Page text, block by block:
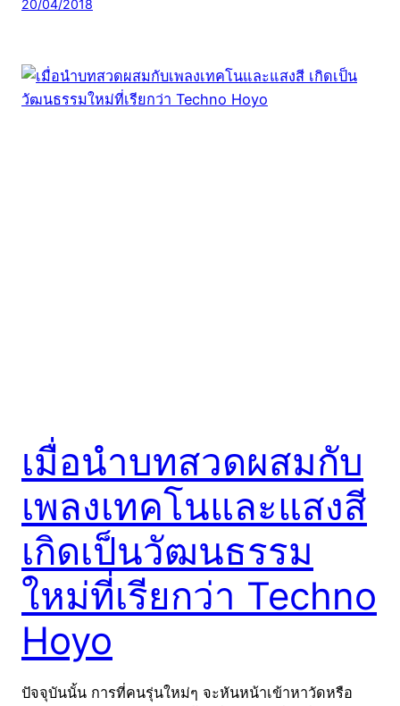
20/04/2018
เมื่อนำบทสวดผสมกับ
เพลงเทคโนและแสงสี
เกิดเป็นวัฒนธรรม
ใหม่ที่เรียกว่า Techno
Hoyo
ปัจจุบันนั้น การที่คนรุ่นใหม่ๆ จะหันหน้าเข้าหาวัดหรือ